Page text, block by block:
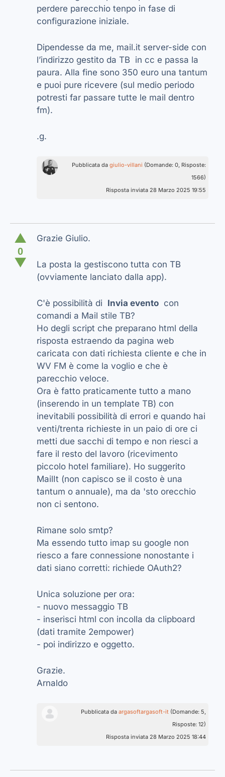
perdere parecchio tenpo in fase di
configurazione iniziale.
Dipendesse da me, mail.it server-side con
l’indirizzo gestito da TB in cc e passa la
paura. Alla fine sono 350 euro una tantum
e puoi pure ricevere (sul medio periodo
potresti far passare tutte le mail dentro
fm).
.g.
Pubblicata da giulio-villani (Domande: 0, Risposte:
1566)
Risposta inviata 28 Marzo 2025 19:55
▲
0
▼
Grazie Giulio.
La posta la gestiscono tutta con TB
(ovviamente lanciato dalla app).
C'è possibilità di Invia evento con
comandi a Mail stile TB?
Ho degli script che preparano html della
risposta estraendo da pagina web
caricata con dati richiesta cliente e che in
WV FM è come la voglio e che è
parecchio veloce.
Ora è fatto praticamente tutto a mano
(inserendo in un template TB) con
inevitabili possibilità di errori e quando hai
venti/trenta richieste in un paio di ore ci
metti due sacchi di tempo e non riesci a
fare il resto del lavoro (ricevimento
piccolo hotel familiare). Ho suggerito
MailIt (non capisco se il costo è una
tantum o annuale), ma da 'sto orecchio
non ci sentono.
Rimane solo smtp?
Ma essendo tutto imap su google non
riesco a fare connessione nonostante i
dati siano corretti: richiede OAuth2?
Unica soluzione per ora:
- nuovo messaggio TB
- inserisci html con incolla da clipboard
(dati tramite 2empower)
- poi indirizzo e oggetto.
Grazie.
Arnaldo
Pubblicata da argasoftargasoft-it (Domande: 5,
Risposte: 12)
Risposta inviata 28 Marzo 2025 18:44